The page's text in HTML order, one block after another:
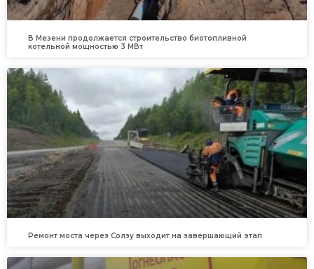
В Мезени продолжается строительство биотопливной
котельной мощностью 3 МВт
Ремонт моста через Солзу выходит на завершающий этап